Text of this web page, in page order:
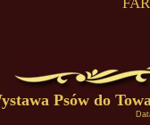
Psów do